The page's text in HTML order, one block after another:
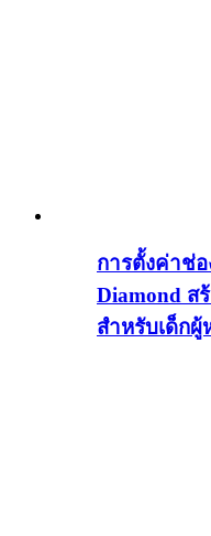
การตั้งค่าช่อ
Diamond ส
สำหรับเด็ก